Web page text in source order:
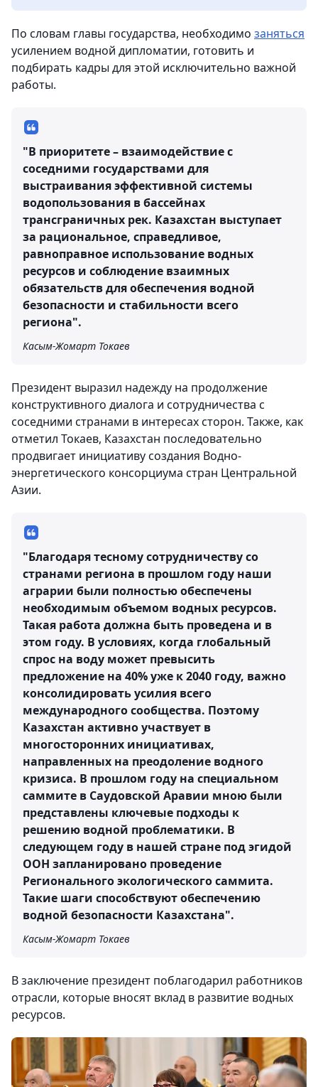
По словам главы государства, необходимо заняться
усилением водной дипломатии, готовить и
подбирать кадры для этой исключительно важной
работы.
"В приоритете – взаимодействие с
соседними государствами для
выстраивания эффективной системы
водопользования в бассейнах
трансграничных рек. Казахстан выступает
за рациональное, справедливое,
равноправное использование водных
ресурсов и соблюдение взаимных
обязательств для обеспечения водной
безопасности и стабильности всего
региона".
Касым-Жомарт Токаев
Президент выразил надежду на продолжение
конструктивного диалога и сотрудничества с
соседними странами в интересах сторон. Также, как
отметил Токаев, Казахстан последовательно
продвигает инициативу создания Водно-
энергетического консорциума стран Центральной
Азии.
"Благодаря тесному сотрудничеству со
странами региона в прошлом году наши
аграрии были полностью обеспечены
необходимым объемом водных ресурсов.
Такая работа должна быть проведена и в
этом году. В условиях, когда глобальный
спрос на воду может превысить
предложение на 40% уже к 2040 году, важно
консолидировать усилия всего
международного сообщества. Поэтому
Казахстан активно участвует в
многосторонних инициативах,
направленных на преодоление водного
кризиса. В прошлом году на специальном
саммите в Саудовской Аравии мною были
представлены ключевые подходы к
решению водной проблематики. В
следующем году в нашей стране под эгидой
ООН запланировано проведение
Регионального экологического саммита.
Такие шаги способствуют обеспечению
водной безопасности Казахстана".
Касым-Жомарт Токаев
В заключение президент поблагодарил работников
отрасли, которые вносят вклад в развитие водных
ресурсов.